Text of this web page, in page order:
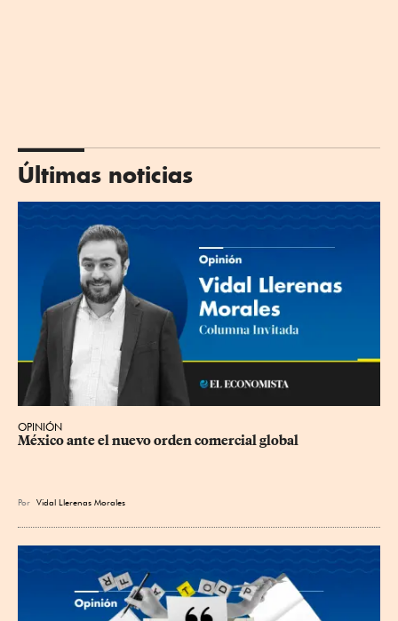
Últimas noticias
OPINIÓN
México ante el nuevo orden comercial global
Por Vidal Llerenas Morales